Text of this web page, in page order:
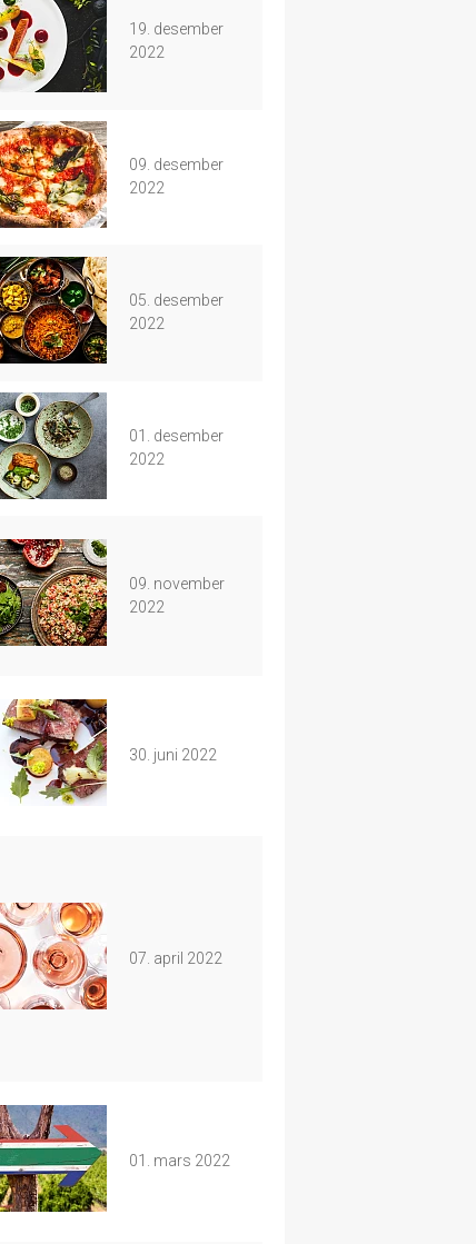
19. desember
2022
09. desember
2022
05. desember
2022
01. desember
2022
09. november
2022
30. juni 2022
07. april 2022
01. mars 2022